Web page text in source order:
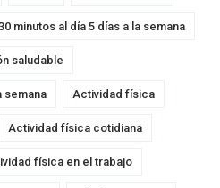
minutos al día 5 días a la semana
saludable
semana Actividad física
Actividad física cotidiana
física en el trabajo